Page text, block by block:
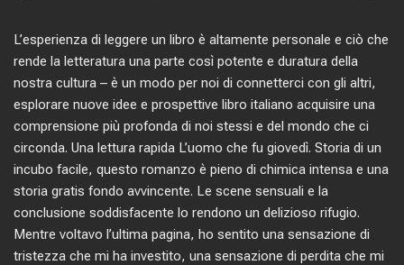
L’esperienza di leggere un libro è altamente personale e ciò che
rende la letteratura una parte così potente e duratura della
nostra cultura – è un modo per noi di connetterci con gli altri,
esplorare nuove idee e prospettive libro italiano acquisire una
comprensione più profonda di noi stessi e del mondo che ci
circonda. Una lettura rapida L’uomo che fu giovedì. Storia di un
incubo facile, questo romanzo è pieno di chimica intensa e una
storia gratis fondo avvincente. Le scene sensuali e la
conclusione soddisfacente lo rendono un delizioso rifugio.
Mentre voltavo l’ultima pagina, ho sentito una sensazione di
tristezza che mi ha investito, una sensazione di perdita che mi